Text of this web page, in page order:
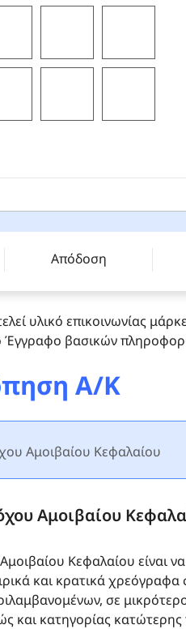
Income 2031 Fund - X EUR
Απόδοση
υλικό επικοινωνίας
Έγγραφο βασικών
Α/Κ
Αμοιβαίου Κεφαλαίου
Αμοιβαίου
Κεφαλαίου είναι
και κρατικά
σε
και κατηγορίας κατώτερης